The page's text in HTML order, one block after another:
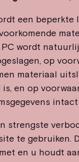
een beperkte
PC wordt
op
materiaal
is, en op
strengste
te gebruiken.
en u houdt